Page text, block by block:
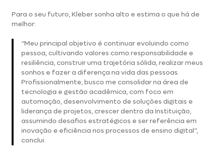
Para o seu futuro, Kleber sonha alto e estima o que há de
melhor:
“Meu principal objetivo é continuar evoluindo como
pessoa, cultivando valores como responsabilidade e
resiliência, construir uma trajetória sólida, realizar meus
sonhos e fazer a diferença na vida das pessoas.
Profissionalmente, busco me consolidar na área de
tecnologia e gestão acadêmica, com foco em
automação, desenvolvimento de soluções digitais e
liderança de projetos, crescer dentro da Instituição,
assumindo desafios estratégicos e ser referência em
inovação e eficiência nos processos de ensino digital”,
conclui.